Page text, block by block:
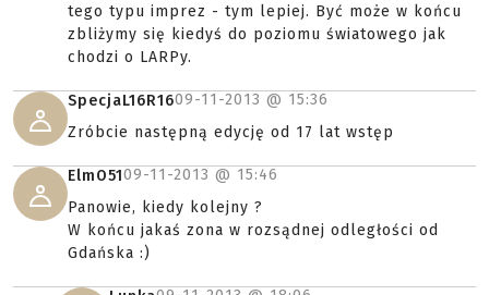
tego typu imprez - tym lepiej. Być może w końcu
zbliżymy się kiedyś do poziomu światowego jak
chodzi o LARPy.
SpecjaL16R1609-11-2013 @ 15:36
Zróbcie następną edycję od 17 lat wstęp
ElmO5109-11-2013 @ 15:46
Panowie, kiedy kolejny ?
W końcu jakaś zona w rozsądnej odległości od
Gdańska :)